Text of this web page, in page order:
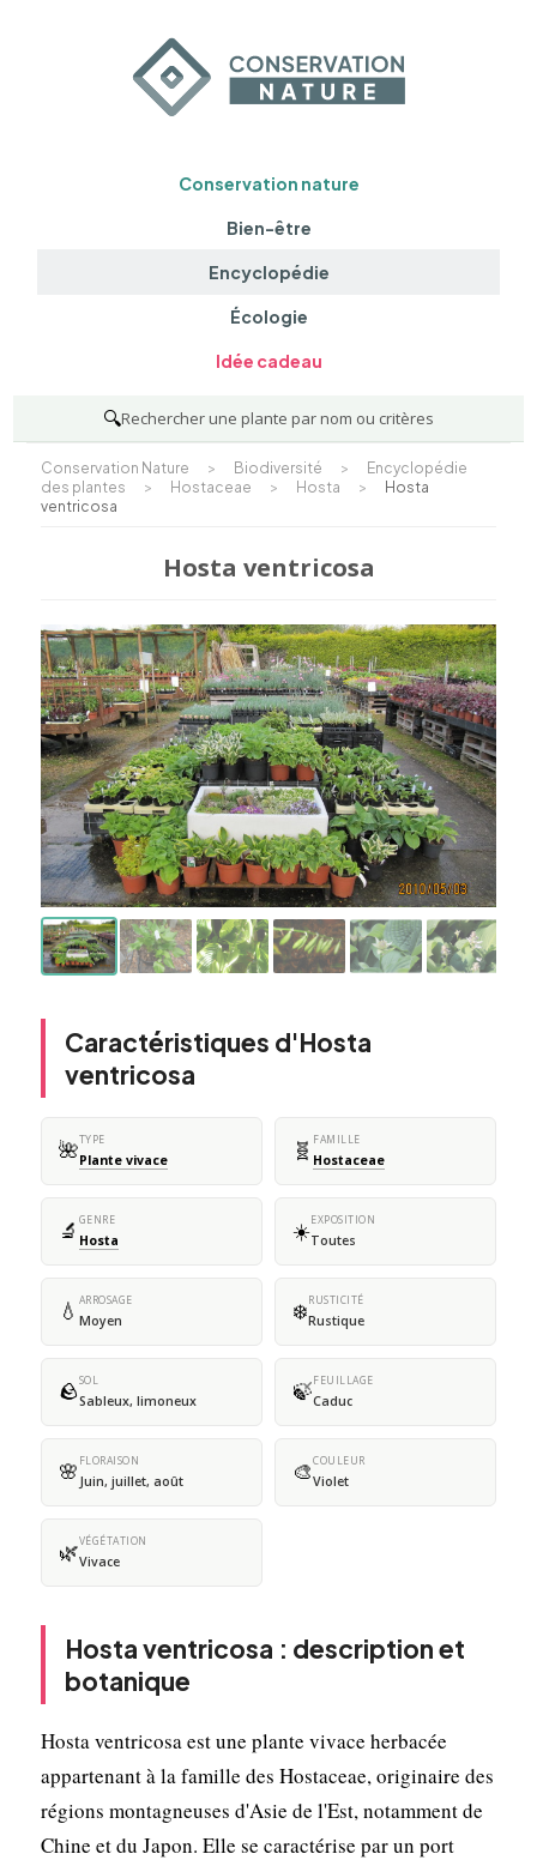
Conservation nature
Bien-être
Encyclopédie
Écologie
Idée cadeau
🔍Rechercher une plante par nom ou critères
Conservation Nature > Biodiversité >
Encyclopédie
des plantes
> Hostaceae > Hosta >
Hosta
ventricosa
Hosta ventricosa
Caractéristiques d'Hosta
ventricosa
🌺TYPE
Plante vivace 🧬 FAMILLE
Hostaceae
🔬 GENRE
Hosta ☀️EXPOSITION
Toutes
💧 ARROSAGE
Moyen ❄️RUSTICITÉ
Rustique
🪨SOL
Sableux, limoneux 🍃FEUILLAGE
Caduc
🌸 FLORAISON
Juin, juillet, août 🎨COULEUR
Violet
🌿VÉGÉTATION
Vivace
Hosta ventricosa : description et
botanique
Hosta ventricosa est une plante vivace herbacée
appartenant à la famille des Hostaceae, originaire des
régions montagneuses d'Asie de l'Est, notamment de
Chine et du Japon. Elle se caractérise par un port